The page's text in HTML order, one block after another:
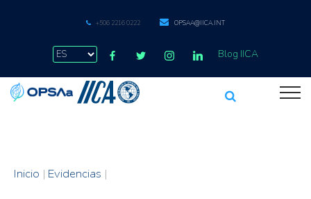
+506 2216 0222 OPSAA@IICA.INT
Blog IICA
Inicio | Evidencias |